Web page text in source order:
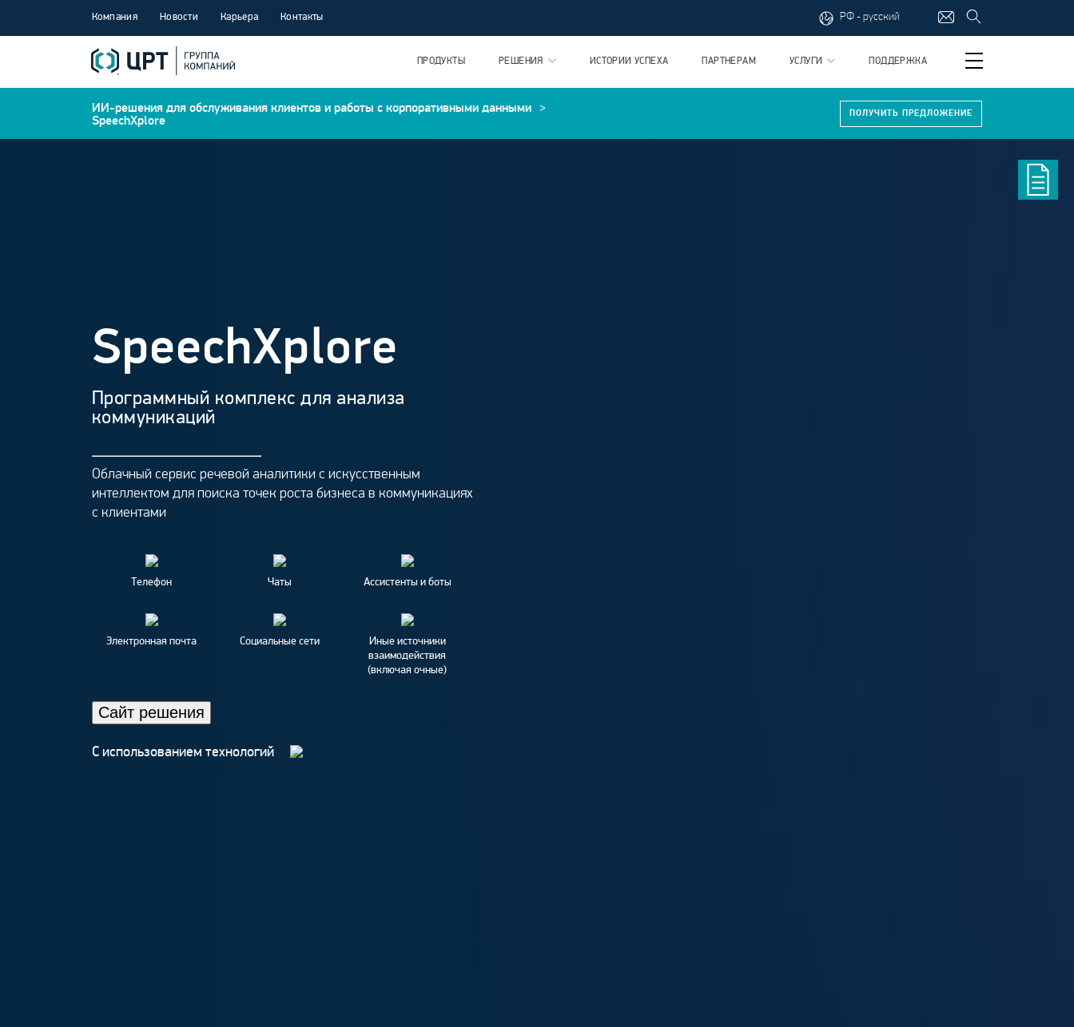
Компания Новости Карьера Контакты РФ - русский
ПРОДУКТЫ РЕШЕНИЯ ИСТОРИИ УСПЕХА ПАРТНЕРАМ УСЛУГИ ПОДДЕРЖКА
ИИ-решения для обслуживания клиентов и работы с корпоративными данными >
SpeechXplore
ПОЛУЧИТЬ ПРЕДЛОЖЕНИЕ
SpeechXplore
Программный комплекс для анализа
коммуникаций
Облачный сервис речевой аналитики с искусственным
интеллектом для поиска точек роста бизнеса в коммуникациях
с клиентами
Телефон Чаты Ассистенты и боты
Электронная почта Социальные сети
Иные источники
взаимодействия
(включая очные)
Сайт решения
С использованием технологий